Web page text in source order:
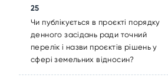
25
Чи публікується в проєкті порядку
денного засідань ради точний
перелік і назви проєктів рішень у
сфері земельних відносин?